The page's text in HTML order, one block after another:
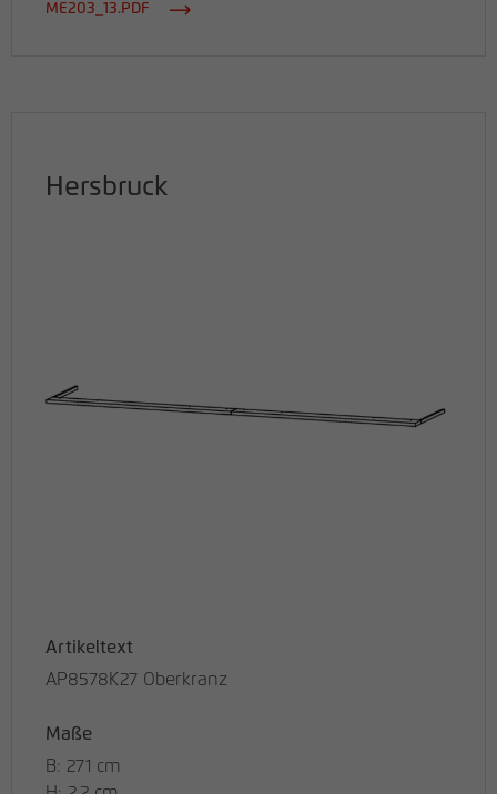
ME203_13.PDF
Hersbruck
Artikeltext
AP8578K27 Oberkranz
Maße
B: 271 cm